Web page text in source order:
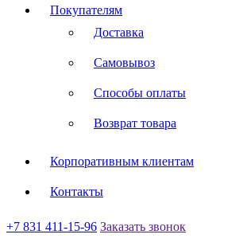
Покупателям
Доставка
Самовывоз
Способы оплаты
Возврат товара
Корпоративным клиентам
Контакты
+7 831 411-15-96 Заказать звонок